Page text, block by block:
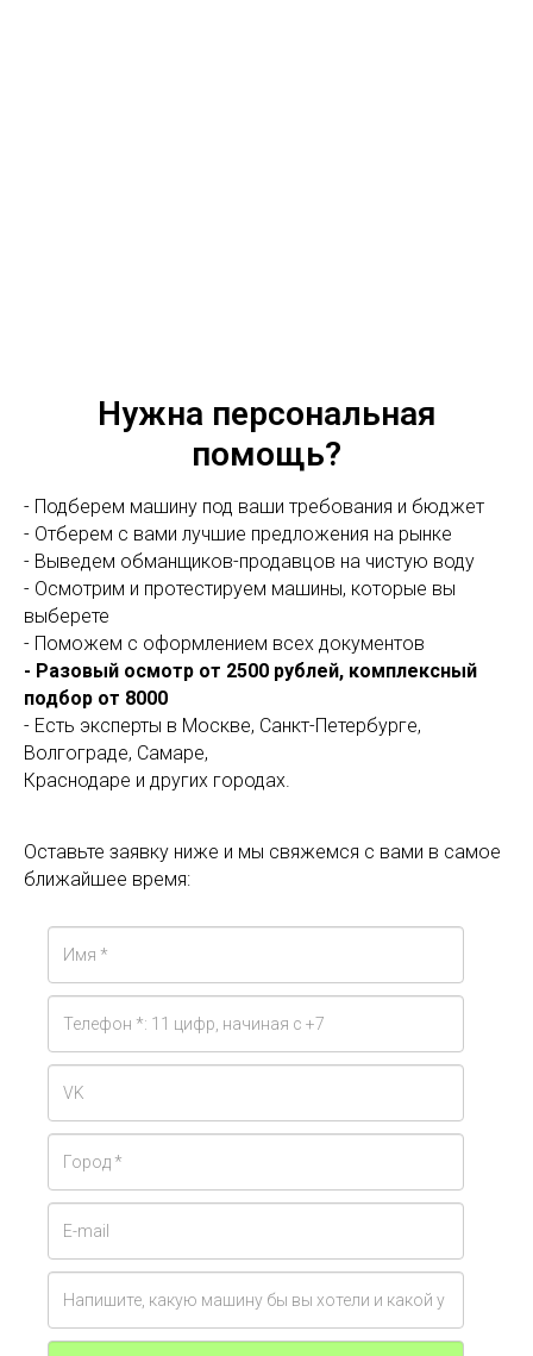
Нужна персональная
помощь?
- Подберем машину под ваши требования и бюджет
- Отберем с вами лучшие предложения на рынке
- Выведем обманщиков-продавцов на чистую воду
- Осмотрим и протестируем машины, которые вы
выберете
- Поможем с оформлением всех документов
- Разовый осмотр от 2500 рублей, комплексный
подбор от 8000
- Есть эксперты в Москве, Санкт-Петербурге,
Волгограде, Самаре,
Краснодаре и других городах.
Оставьте заявку ниже и мы свяжемся с вами в самое
ближайшее время: